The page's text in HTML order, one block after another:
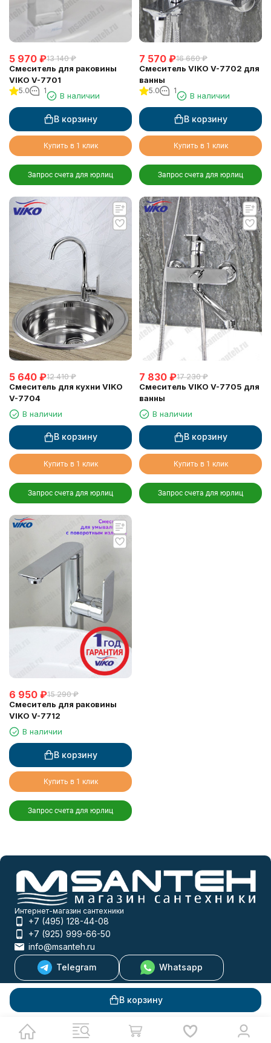
В корзину
5 970 ₽13 140 ₽
Смеситель для раковины
VIKO V-7701
5.0 1
В наличии
В корзину
Купить в 1 клик
Запрос счета для юрлиц
7 570 ₽16 660 ₽
Смеситель VIKO V-7702 для
ванны
5.0 1
В наличии
В корзину
Купить в 1 клик
Запрос счета для юрлиц
5 640 ₽12 410 ₽
Смеситель для кухни VIKO
V-7704
В наличии
В корзину
Купить в 1 клик
Запрос счета для юрлиц
7 830 ₽17 230 ₽
Смеситель VIKO V-7705 для
ванны
В наличии
В корзину
Купить в 1 клик
Запрос счета для юрлиц
6 950 ₽15 290 ₽
Смеситель для раковины
VIKO V-7712
В наличии
В корзину
Купить в 1 клик
Запрос счета для юрлиц
Интернет-магазин сантехники
+7 (495) 128-44-08
+7 (925) 999-66-50
info@msanteh.ru
Telegram
Whatsapp
Мы в соцсетях